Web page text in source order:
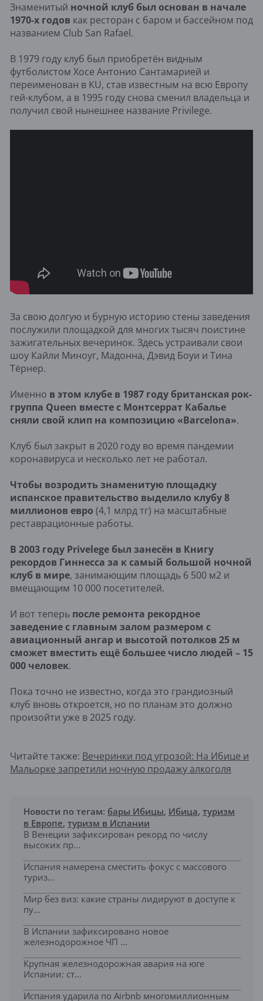
Знаменитый ночной клуб был основан в начале
1970-х годов как ресторан с баром и бассейном под
названием Club San Rafael.
В 1979 году клуб был приобретён видным
футболистом Хосе Антонио Сантамарией и
переименован в KU, став известным на всю Европу
гей-клубом, а в 1995 году снова сменил владельца и
получил свой нынешнее название Privilege.
За свою долгую и бурную историю стены заведения
послужили площадкой для многих тысяч поистине
зажигательных вечеринок. Здесь устраивали свои
шоу Кайли Миноуг, Мадонна, Дэвид Боуи и Тина
Тёрнер.
Именно в этом клубе в 1987 году британская рок-
группа Queen вместе с Монтсеррат Кабалье
сняли свой клип на композицию «Barcelona».
Клуб был закрыт в 2020 году во время пандемии
коронавируса и несколько лет не работал.
Чтобы возродить знаменитую площадку
испанское правительство выделило клубу 8
миллионов евро (4,1 млрд тг) на масштабные
реставрационные работы.
В 2003 году Privelege был занесён в Книгу
рекордов Гиннесса за к самый большой ночной
клуб в мире, занимающим площадь 6 500 м2 и
вмещающим 10 000 посетителей.
И вот теперь после ремонта рекордное
заведение с главным залом размером с
авиационный ангар и высотой потолков 25 м
сможет вместить ещё большее число людей – 15
000 человек.
Пока точно не известно, когда это грандиозный
клуб вновь откроется, но по планам это должно
произойти уже в 2025 году.
Читайте также: Вечеринки под угрозой: На Ибице и
Мальорке запретили ночную продажу алкоголя
Новости по тегам: бары Ибицы, Ибица, туризм
в Европе, туризм в Испании
В Венеции зафиксирован рекорд по числу
высоких пр...
Испания намерена сместить фокус с массового
туриз...
Мир без виз: какие страны лидируют в доступе к
пу...
В Испании зафиксировано новое
железнодорожное ЧП ...
Крупная железнодорожная авария на юге
Испании: ст...
Испания ударила по Airbnb многомиллионным